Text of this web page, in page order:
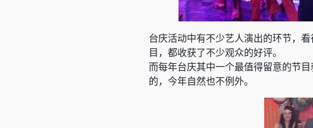
台庆活动中有不少艺人演出的环节，
目，都收获了不少观众的好评。
而每年台庆其中一个最值得留意的节
的，今年自然也不例外。